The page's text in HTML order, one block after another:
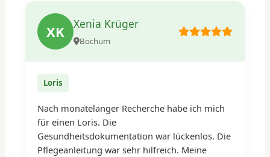
XK Xenia Krüger
Bochum
Loris
Nach monatelanger Recherche habe ich mich
für einen Loris. Die
Gesundheitsdokumentation war lückenlos. Die
Pflegeanleitung war sehr hilfreich. Meine